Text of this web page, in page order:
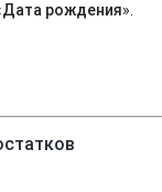
Дата рождения».